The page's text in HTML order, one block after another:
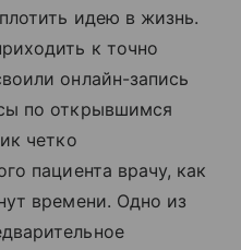
идею в жизнь.
к точно
онлайн-запись
по открывшимся
четко
пациента врачу, как
времени. Одно из